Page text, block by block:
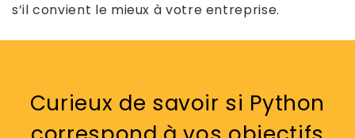
s’il convient le mieux à votre entreprise.
Curieux de savoir si Python